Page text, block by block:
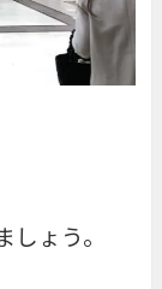
ょう。